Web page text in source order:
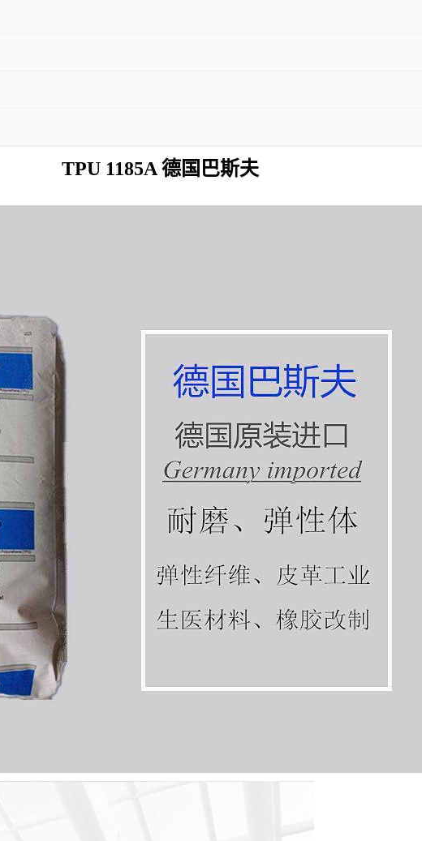
TPU 1185A 德国巴斯夫